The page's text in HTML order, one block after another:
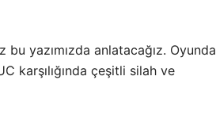
bu yazımızda anlatacağız. Oyunda
karşılığında çeşitli silah ve